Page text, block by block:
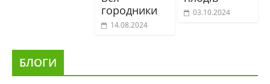
городники
14.08.2024
03.10.2024
БЛОГИ